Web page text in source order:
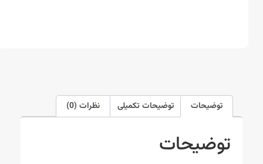
توضیحات توضیحات تکمیلی نظرات (0)
توضیحات